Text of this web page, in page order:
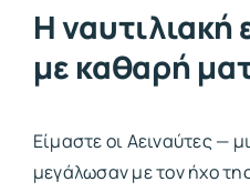
Η ναυτιλιακή
με καθαρή
Είμαστε οι Αειναύτες —
μεγάλωσαν με τον ήχο